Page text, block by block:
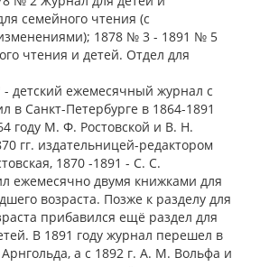
семейного чтения (с
1878 № 3 - 1891 № 5
чтения и детей. Отдел для
детский ежемесячный журнал с
в Санкт-Петербурге в 1864-1891
году М. Ф. Ростовской и В. Н.
гг. издательницей-редактором
1870 -1891 - С. С.
ежемесячно двумя книжками для
возраста. Позже к разделу для
прибавился ещё раздел для
В 1891 году журнал перешел в
а с 1892 г. А. М. Вольфа и